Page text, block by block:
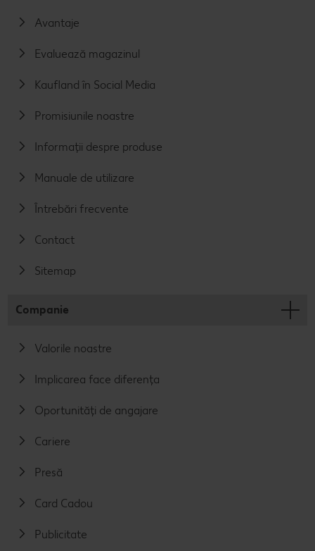
Avantaje
Evaluează magazinul
Kaufland în Social Media
Promisiunile noastre
Informații despre produse
Manuale de utilizare
Întrebări frecvente
Contact
Sitemap
Companie
Valorile noastre
Implicarea face diferența
Oportunități de angajare
Cariere
Presă
Card Cadou
Publicitate